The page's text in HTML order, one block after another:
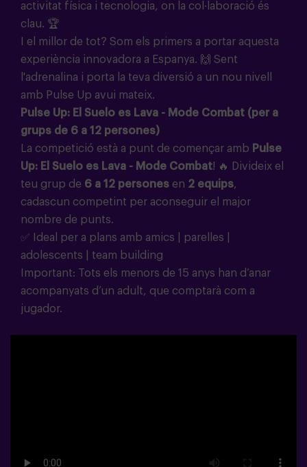
activitat física i tecnologia, on la col·laboració és
clau. 🏆
I el millor de tot? Som els primers a portar aquesta
experiència innovadora a Espanya. 🙌 Sent
l'adrenalina i porta la teva diversió a un nou nivell
amb Pulse Up avui mateix.
Pulse Up: El Suelo es Lava - Mode Combat (per a
grups de 6 a 12 persones)
La competició està a punt de començar amb Pulse
Up: El Suelo es Lava - Mode Combat! 🔥
Divideix el
teu grup de 6 a 12 persones en 2 equips,
cadascun competint per aconseguir el major
nombre de punts.
✅ Ideal per a plans amb amics | parelles |
adolescents | team building
Important: Tots els menors de 15 anys han d’anar
acompanyats d’un adult, que comptarà com a
jugador.